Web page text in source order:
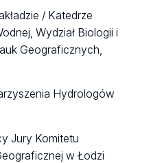
/ Katedrze
Wydział Biologii i
Geograficznych,
Hydrologów
Jury Komitetu
w Łodzi